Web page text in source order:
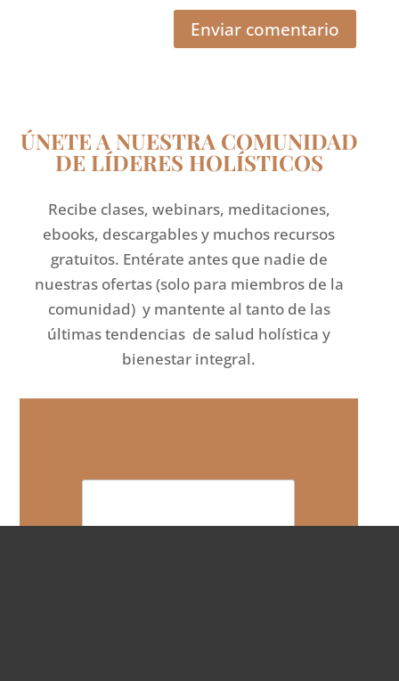
Enviar comentario
ÚNETE A NUESTRA COMUNIDAD
DE LÍDERES HOLÍSTICOS
Recibe clases, webinars, meditaciones,
ebooks, descargables y muchos recursos
gratuitos. Entérate antes que nadie de
nuestras ofertas (solo para miembros de la
comunidad) y mantente al tanto de las
últimas tendencias de salud holística y
bienestar integral.